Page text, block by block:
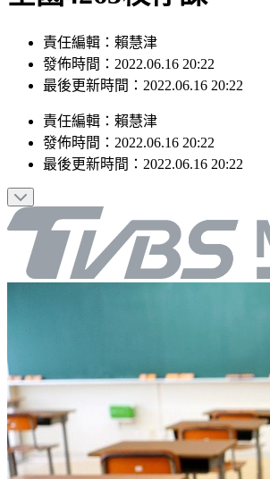
責任編輯：賴慧津
發佈時間：2022.06.16 20:22
最後更新時間：2022.06.16 20:22
責任編輯 ： 賴慧津
發佈時間： 2022.06.16 20:22
最後更新時間： 2022.06.16 20:22